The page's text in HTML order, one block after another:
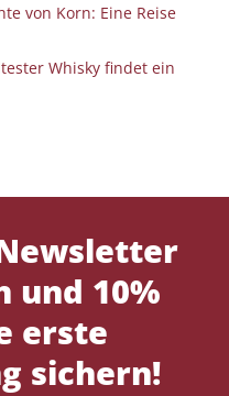
von Korn: Eine Reise
Whisky findet ein
und 10%
erste
sichern!